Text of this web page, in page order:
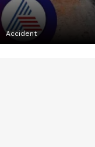
Accident